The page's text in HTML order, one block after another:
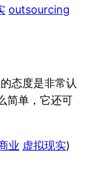
outsourcing
态度是非常认
简单，它还可
业 虚拟现实)